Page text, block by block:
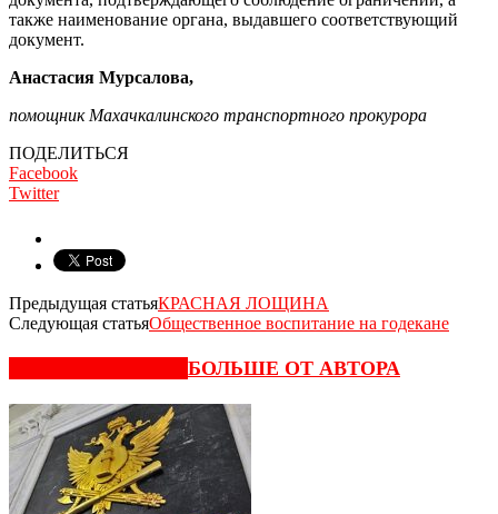
также наименование органа, вы­давшего соответствующий
доку­мент.
Анастасия Мурсалова,
помощник Махачкалинского транспортного прокурора
ПОДЕЛИТЬСЯ
Facebook
Twitter
Предыдущая статьяКРАСНАЯ ЛОЩИНА
Следующая статьяОбщественное воспитание на годекане
БОЛЬШЕ ОТ АВТОРА